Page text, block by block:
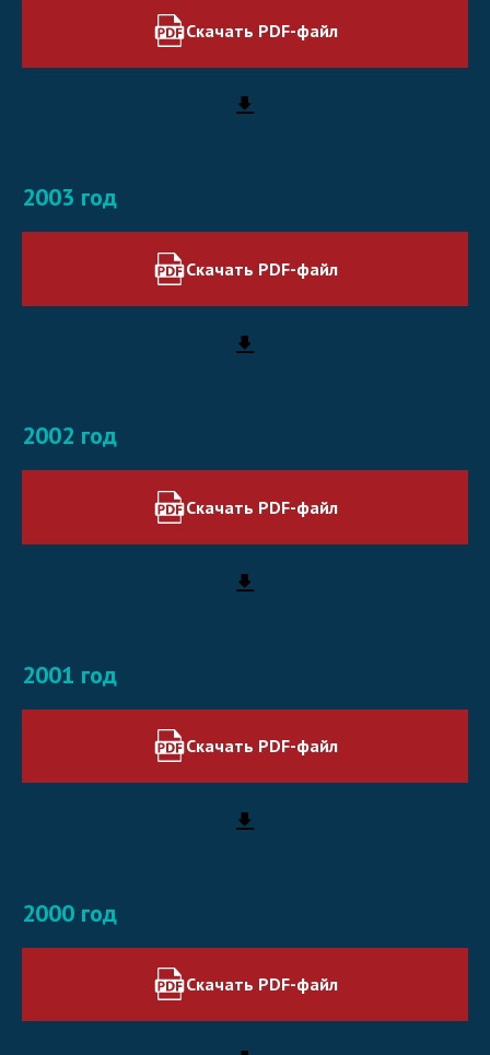
Скачать PDF-файл
2003 год
Скачать PDF-файл
2002 год
Скачать PDF-файл
2001 год
Скачать PDF-файл
2000 год
Скачать PDF-файл